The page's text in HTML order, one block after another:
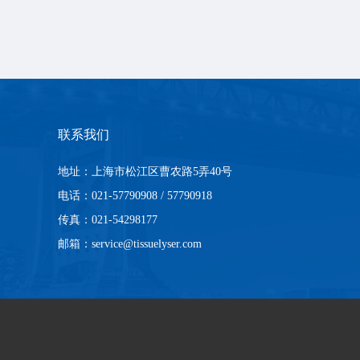
联系我们
地址：上海市松江区曹农路5弄40号
电话：021-57790908 / 57790918
传真：021-54298177
邮箱：service@tissuelyser.com